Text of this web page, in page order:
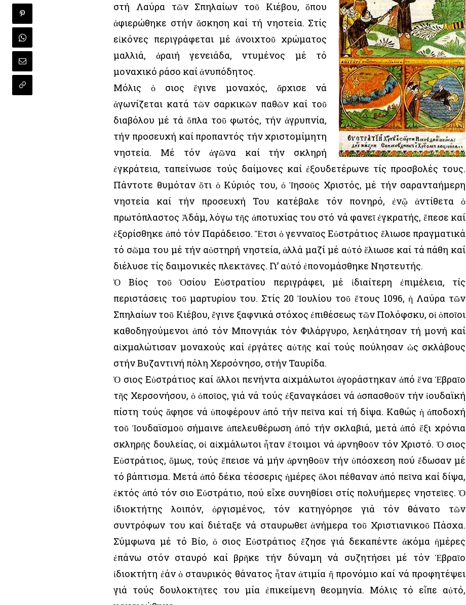
στή Λαύρα τῶν Σπηλαίων τοῦ Κιέβου, ὅπου
ἀφιερώθηκε στήν ἄσκηση καί τή νηστεία. Στίς
εἰκόνες περιγράφεται μέ ἀνοιχτοῦ χρώματος
μαλλιά, ἀραιή γενειάδα, ντυμένος μέ τό
μοναχικό ράσο καί ἀνυπόδητος.
Μόλις ὁ Ὅσιος ἔγινε μοναχός, ἄρχισε νά
ἀγωνίζεται κατά τῶν σαρκικῶν παθῶν καί τοῦ
διαβόλου μέ τά ὅπλα τοῦ φωτός, τήν ἀγρυπνία,
τήν προσευχή καί προπαντός τήν χριστομίμητη
νηστεία. Μέ τόν ἀγῶνα καί τήν σκληρή
ἐγκράτεια, ταπείνωσε τούς δαίμονες καί ἐξουδετέρωνε τίς προσβολές τους.
Πάντοτε θυμόταν ὅτι ὁ Κύριός του, ὁ Ἰησοῦς Χριστός, μέ τήν σαρανταήμερη
νηστεία καί τήν προσευχή Του κατέβαλε τόν πονηρό, ἐνῷ ἀντίθετα ὁ
πρωτόπλαστος Ἀδάμ, λόγω τῆς ἀποτυχίας του στό νά φανεῖ ἐγκρατής, ἔπεσε καί
ἐξορίσθηκε ἀπό τόν Παράδεισο. Ἔτσι ὁ γενναῖος Εὐστράτιος ἕλιωσε πραγματικά
τό σῶμα του μέ τήν αὐστηρή νηστεία, ἀλλά μαζί μέ αὐτό ἕλιωσε καί τά πάθη καί
διέλυσε τίς δαιμονικές πλεκτᾶνες. Γι’ αὐτό ἐπονομάσθηκε Νηστευτής.
Ὁ Βίος τοῦ Ὁσίου Εὐστρατίου περιγράφει, μέ ἰδιαίτερη ἐπιμέλεια, τίς
περιστάσεις τοῦ μαρτυρίου του. Στίς 20 Ἰουλίου τοῦ ἔτους 1096, ἡ Λαύρα τῶν
Σπηλαίων τοῦ Κιέβου, ἔγινε ξαφνικά στόχος ἐπιθέσεως τῶν Πολόφσκυ, οἱ ὁποῖοι
καθοδηγούμενοι ἀπό τόν Μπονγιάκ τόν Φιλάργυρο, λεηλάτησαν τή μονή καί
αἰχμαλώτισαν μοναχούς καί ἐργάτες αὐτῆς καί τούς πούλησαν ὡς σκλάβους
στήν Βυζαντινή πόλη Χερσόνησο, στήν Ταυρίδα.
Ὁ Ὅσιος Εὐστράτιος καί ἄλλοι πενήντα αἰχμάλωτοι ἀγοράστηκαν ἀπό ἕνα Ἑβραῖο
τῆς Χερσονήσου, ὁ ὁποῖος, γιά νά τούς ἐξαναγκάσει νά ἀσπασθοῦν τήν ἰουδαϊκή
πίστη τούς ἄφησε νά ὑποφέρουν ἀπό τήν πεῖνα καί τή δίψα. Καθώς ἡ ἀποδοχή
τοῦ Ἰουδαϊσμοῦ σήμαινε ἀπελευθέρωση ἀπό τήν σκλαβιά, μετά ἀπό ἕξι χρόνια
σκληρῆς δουλείας, οἱ αἰχμάλωτοι ἦταν ἕτοιμοι νά ἀρνηθοῦν τόν Χριστό. Ὁ Ὅσιος
Εὐστράτιος, ὅμως, τούς ἔπεισε νά μήν ἀρνηθοῦν τήν ὑπόσχεση πού ἔδωσαν μέ
τό βάπτισμα. Μετά ἀπό δέκα τέσσερις ἡμέρες ὅλοι πέθαναν ἀπό πεῖνα καί δίψα,
ἐκτός ἀπό τόν Ὅσιο Εὐστράτιο, πού εἶχε συνηθίσει στίς πολυήμερες νηστεῖες. Ὁ
ἰδιοκτήτης λοιπόν, ὀργισμένος, τόν κατηγόρησε γιά τόν θάνατο τῶν
συντρόφων του καί διέταξε νά σταυρωθεῖ ἀνήμερα τοῦ Χριστιανικοῦ Πάσχα.
Σύμφωνα μέ τό Βίο, ὁ Ὅσιος Εὐστράτιος ἔζησε γιά δεκαπέντε ἀκόμα ἡμέρες
ἐπάνω στόν σταυρό καί βρῆκε τήν δύναμη νά συζητήσει μέ τόν Ἑβραῖο
ἰδιοκτήτη ἐάν ὁ σταυρικός θάνατος ἦταν ἀτιμία ἢ προνόμιο καί νά προφητέψει
γιά τούς δουλοκτῆτες του μία ἐπικείμενη θεομηνία. Μόλις τό εἶπε αὐτό,